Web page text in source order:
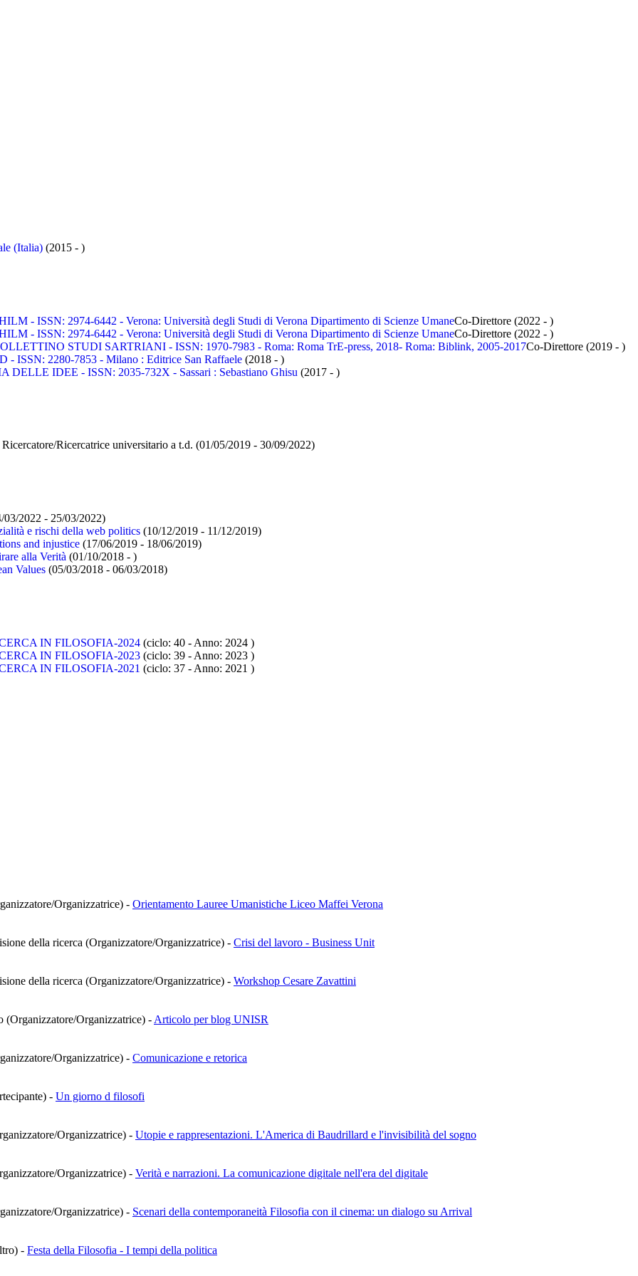
(Italia) (2015 - )
- ISSN: 2974-6442 - Verona: Università degli Studi di Verona Dipartimento di Scienze UmaneCo-Direttore (2022 - )
- ISSN: 2974-6442 - Verona: Università degli Studi di Verona Dipartimento di Scienze UmaneCo-Direttore (2022 - )
STUDI SARTRIANI - ISSN: 1970-7983 - Roma: Roma TrE-press, 2018- Roma: Biblink, 2005-2017Co-Direttore (2019 - )
ISSN: 2280-7853 - Milano : Editrice San Raffaele (2018 - )
IDEE - ISSN: 2035-732X - Sassari : Sebastiano Ghisu (2017 - )
Ricercatrice universitario a t.d. (01/05/2019 - 30/09/2022)
2022 - 25/03/2022)
e rischi della web politics (10/12/2019 - 11/12/2019)
and injustice (17/06/2019 - 18/06/2019)
alla Verità (01/10/2018 - )
Values (05/03/2018 - 06/03/2018)
IN FILOSOFIA-2024 (ciclo: 40 - Anno: 2024 )
IN FILOSOFIA-2023 (ciclo: 39 - Anno: 2023 )
IN FILOSOFIA-2021 (ciclo: 37 - Anno: 2021 )
Organizzatrice) - Orientamento Lauree Umanistiche Liceo Maffei Verona
della ricerca (Organizzatore/Organizzatrice) - Crisi del lavoro - Business Unit
della ricerca (Organizzatore/Organizzatrice) - Workshop Cesare Zavattini
(Organizzatore/Organizzatrice) - Articolo per blog UNISR
Organizzatrice) - Comunicazione e retorica
- Un giorno d filosofi
Organizzatrice) - Utopie e rappresentazioni. L'America di Baudrillard e l'invisibilità del sogno
Organizzatrice) - Verità e narrazioni. La comunicazione digitale nell'era del digitale
Organizzatrice) - Scenari della contemporaneità Filosofia con il cinema: un dialogo su Arrival
- Festa della Filosofia - I tempi della politica